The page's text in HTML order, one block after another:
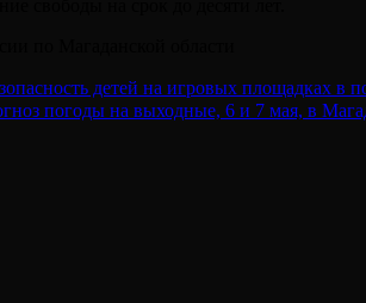
детей на игровых площадках в
погоды на выходные, 6 и 7 мая, в